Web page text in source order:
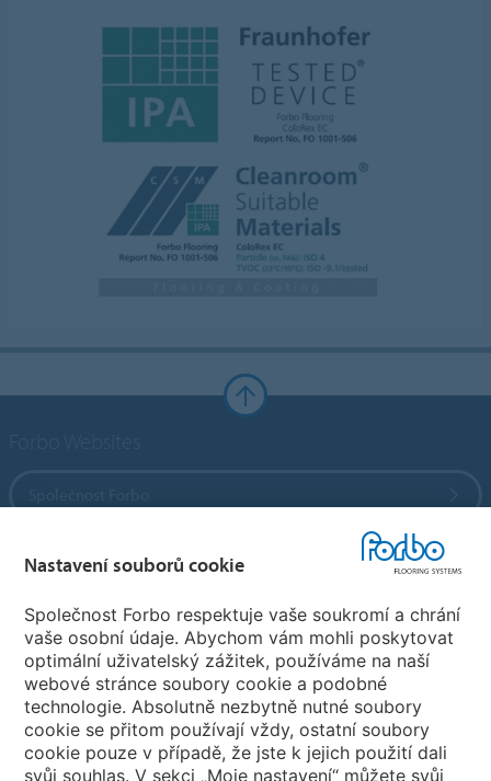
Forbo Flooring Systems
Forbo Movement Systems
Pobočky
Vyberte svou zemi
Nastavení souborů cookie
Společnost Forbo respektuje vaše soukromí a chrání
vaše osobní údaje. Abychom vám mohli poskytovat
optimální uživatelský zážitek, používáme na naší
webové stránce soubory cookie a podobné
technologie. Absolutně nezbytně nutné soubory
cookie se přitom používají vždy, ostatní soubory
cookie pouze v případě, že jste k jejich použití dali
svůj souhlas. V sekci „Moje nastavení“ můžete svůj